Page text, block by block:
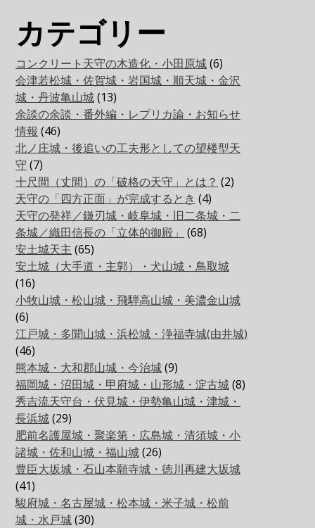
カテゴリー
コンクリート天守の木造化・小田原城(6)
会津若松城・佐賀城・岩国城・順天城・金沢
城・丹波亀山城(13)
余談の余談・番外編・レプリカ論・お知らせ
情報 (46)
北ノ庄城・後追いの工夫形としての望楼型天
守 (7)
十尺間（丈間）の「破格の天守」とは？ (2)
天守の「四方正面」が完成するとき (4)
天守の発祥／鎌刃城・岐阜城・旧二条城・二
条城／織田信長の「立体的御殿」 (68)
安土城天主 (65)
安土城（大手道・主郭）・犬山城・鳥取城
(16)
小牧山城・松山城・飛騨高山城・美濃金山城
(6)
江戸城・多聞山城・浜松城・浄福寺城(由井城)
(46)
熊本城・大和郡山城・今治城(9)
福岡城・沼田城・甲府城・山形城・淀古城(8)
秀吉流天守台・伏見城・伊勢亀山城・津城・
長浜城(29)
肥前名護屋城・聚楽第・広島城・清須城・小
諸城・佐和山城・福山城(26)
豊臣大坂城・石山本願寺城・徳川再建大坂城
(41)
駿府城・名古屋城・松本城・米子城・松前
城・水戸城(30)